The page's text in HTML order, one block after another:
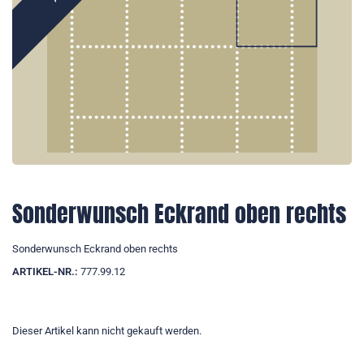
Sonderwunsch Eckrand oben rechts
Sonderwunsch Eckrand oben rechts
ARTIKEL-NR.: 777.99.12
Dieser Artikel kann nicht gekauft werden.